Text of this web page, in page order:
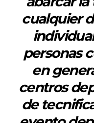
cualquier
personas
en
centros
de